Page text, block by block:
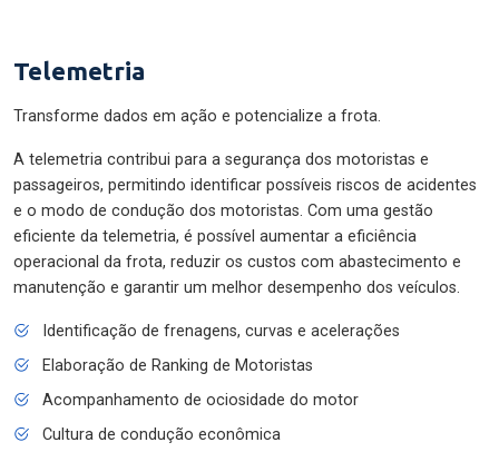
Telemetria
Transforme dados em ação e potencialize a frota.
A telemetria contribui para a segurança dos motoristas e
passageiros, permitindo identificar possíveis riscos de acidentes
e o modo de condução dos motoristas. Com uma gestão
eficiente da telemetria, é possível aumentar a eficiência
operacional da frota, reduzir os custos com abastecimento e
manutenção e garantir um melhor desempenho dos veículos.
Identificação de frenagens, curvas e acelerações
Elaboração de Ranking de Motoristas
Acompanhamento de ociosidade do motor
Cultura de condução econômica